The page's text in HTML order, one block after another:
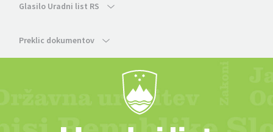
Glasilo Uradni list RS
Preklic dokumentov